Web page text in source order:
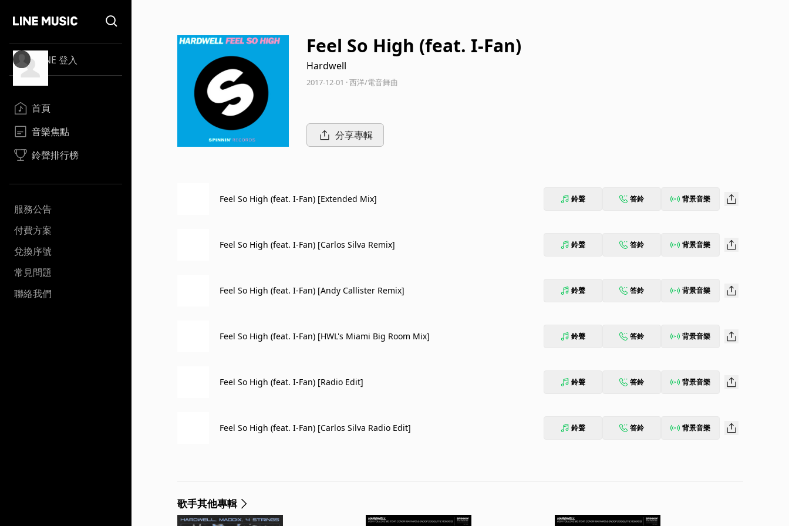
LINE 登入
首頁
音樂焦點
鈴聲排行榜
服務公告
付費方案
兌換序號
常見問題
聯絡我們
Feel So High (feat. I-Fan)
Hardwell
2017-12-01 · 西洋/電音舞曲
分享專輯
Feel So High (feat. I-Fan) [Extended Mix] 鈴聲 答鈴 背景音樂
Feel So High (feat. I-Fan) [Carlos Silva Remix] 鈴聲 答鈴 背景音樂
Feel So High (feat. I-Fan) [Andy Callister Remix] 鈴聲 答鈴 背景音樂
Feel So High (feat. I-Fan) [HWL's Miami Big Room Mix] 鈴聲 答鈴 背景音樂
Feel So High (feat. I-Fan) [Radio Edit] 鈴聲 答鈴 背景音樂
Feel So High (feat. I-Fan) [Carlos Silva Radio Edit] 鈴聲 答鈴 背景音樂
歌手其他專輯